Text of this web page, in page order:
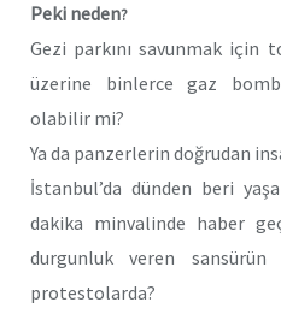
Peki neden?
Gezi parkını savunmak
üzerine binlerce gaz
olabilir mi?
Ya da panzerlerin doğrudan
İstanbul’da dünden beri
dakika minvalinde haber
durgunluk veren
protestolarda?